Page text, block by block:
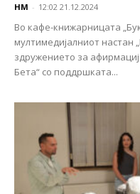
НМ - 12:02 21.12.2024
Во кафе-книжарницата
мултимедијалниот настан
здружението за
Бета“ со поддршката...